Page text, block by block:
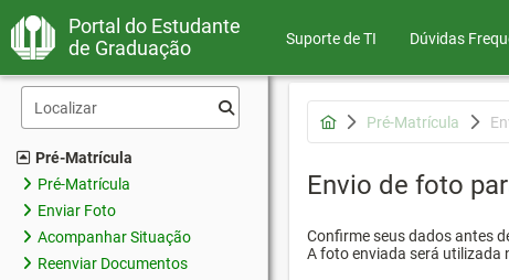
Portal do Estudante
de Graduação
Suporte de TI Dúvidas
Pré-Matrícula
Pré-Matrícula
Enviar Foto
Acompanhar Situação
Reenviar Documentos
Pré-Matrícula
Envio de foto
Confirme seus dados antes
A foto enviada será utilizada